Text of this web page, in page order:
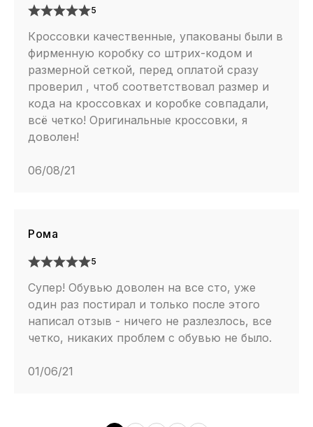
выбор материалов — от влагостойких моделей до
легеньких flyknit вариантов. Более броским дизайном
отличается модель Air Vapormax Plus. Их можно
назвать более гражданскими, синтетические
материалы и мягкая ткань в сочетании с
незафиксированным «каркарсом» (точно как у
легендарных моделей конца прошлого века) — все
ради легкости и комфорта, ведь это визитная карточка
нагрузки, для защиты носка от ударов и фиксации
опираясь лишь на эстетические убеждения и вкусы.
5
Кроссовки качественные, упакованы были в
фирменную коробку со штрих-кодом и
размерной сеткой, перед оплатой сразу
проверил , чтоб соответствовал размер и
кода на кроссовках и коробке совпадали,
всё четко! Оригинальные кроссовки, я
доволен!
06/08/21
Рома
5
Супер! Обувью доволен на все сто, уже
один раз постирал и только после этого
написал отзыв - ничего не разлезлось, все
четко, никаких проблем с обувью не было.
01/06/21